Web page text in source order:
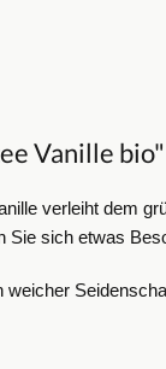
Vanille bio"
verleiht dem
sich etwas